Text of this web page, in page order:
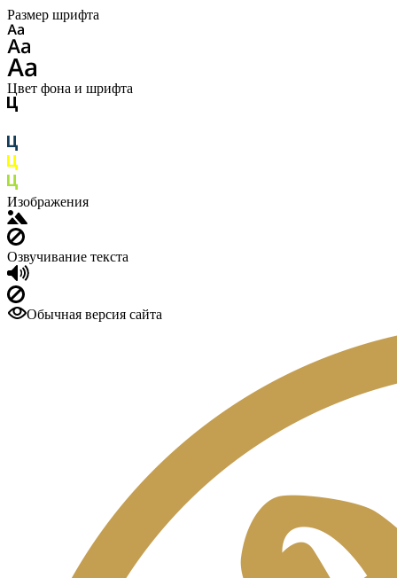
Размер шрифта
Цвет фона и шрифта
Изображения
Озвучивание текста
Обычная версия сайта